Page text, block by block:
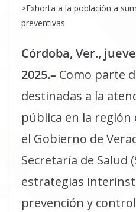
>Exhorta a la población a
preventivas.
Córdoba, Ver.,
2025.– Como parte
destinadas a la
pública en la región
el Gobierno de
Secretaría de Salud
estrategias
prevención y